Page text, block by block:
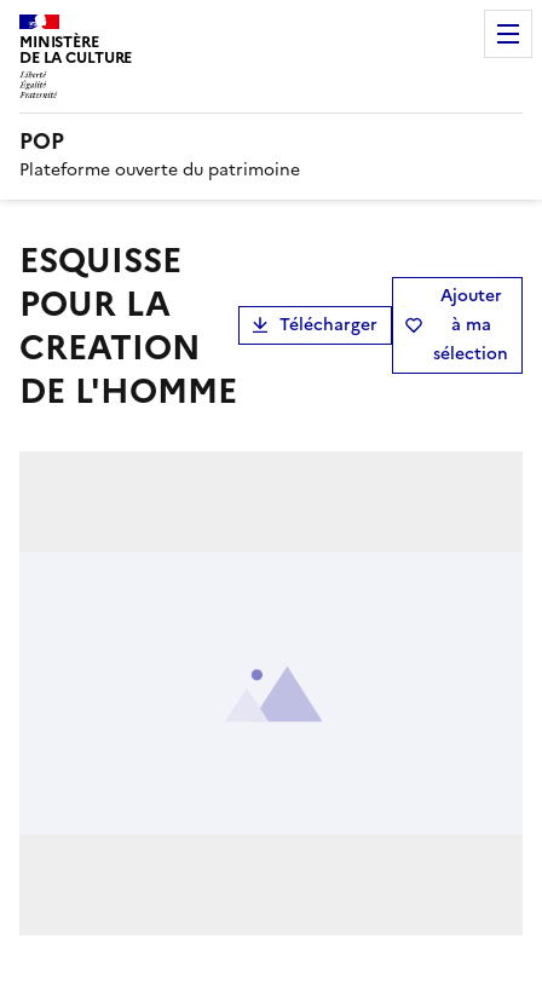
MINISTÈRE
DE LA CULTURE
POP
Plateforme ouverte du patrimoine
ESQUISSE
POUR LA
CREATION
DE L'HOMME
Télécharger
Ajouter
à ma
sélection